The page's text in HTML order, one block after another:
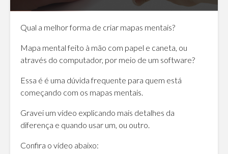
Qual a melhor forma de criar mapas mentais?
Mapa mental feito à mão com papel e caneta, ou
através do computador, por meio de um software?
Essa é é uma dúvida frequente para quem está
começando com os mapas mentais.
Gravei um vídeo explicando mais detalhes da
diferença e quando usar um, ou outro.
Confira o vídeo abaixo: